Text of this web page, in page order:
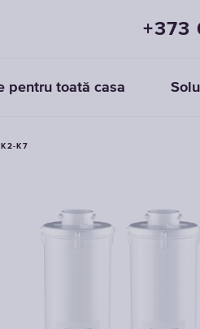
+373
pentru toată casa
K7